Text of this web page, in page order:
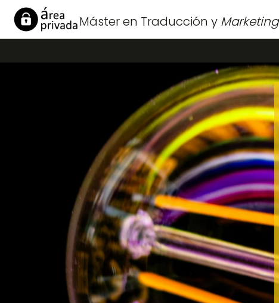
Máster en Traducción y Marketing